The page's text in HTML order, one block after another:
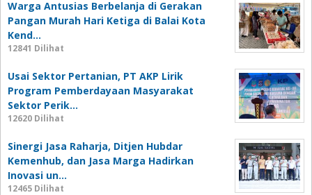
Warga Antusias Berbelanja di Gerakan
Pangan Murah Hari Ketiga di Balai Kota
Kend…
12841 Dilihat
Usai Sektor Pertanian, PT AKP Lirik
Program Pemberdayaan Masyarakat
Sektor Perik…
12620 Dilihat
Sinergi Jasa Raharja, Ditjen Hubdar
Kemenhub, dan Jasa Marga Hadirkan
Inovasi un…
12465 Dilihat